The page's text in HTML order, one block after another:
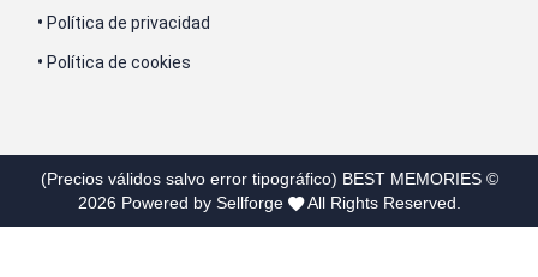
• Política de privacidad
• Política de cookies
(Precios válidos salvo error tipográfico) BEST MEMORIES©
2026 Powered by Sellforge All Rights Reserved.